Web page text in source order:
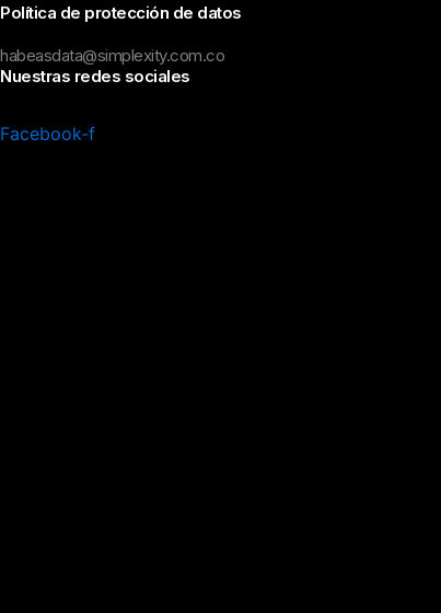
Política de protección de datos
habeasdata@simplexity.com.co
Nuestras redes sociales
Facebook-f